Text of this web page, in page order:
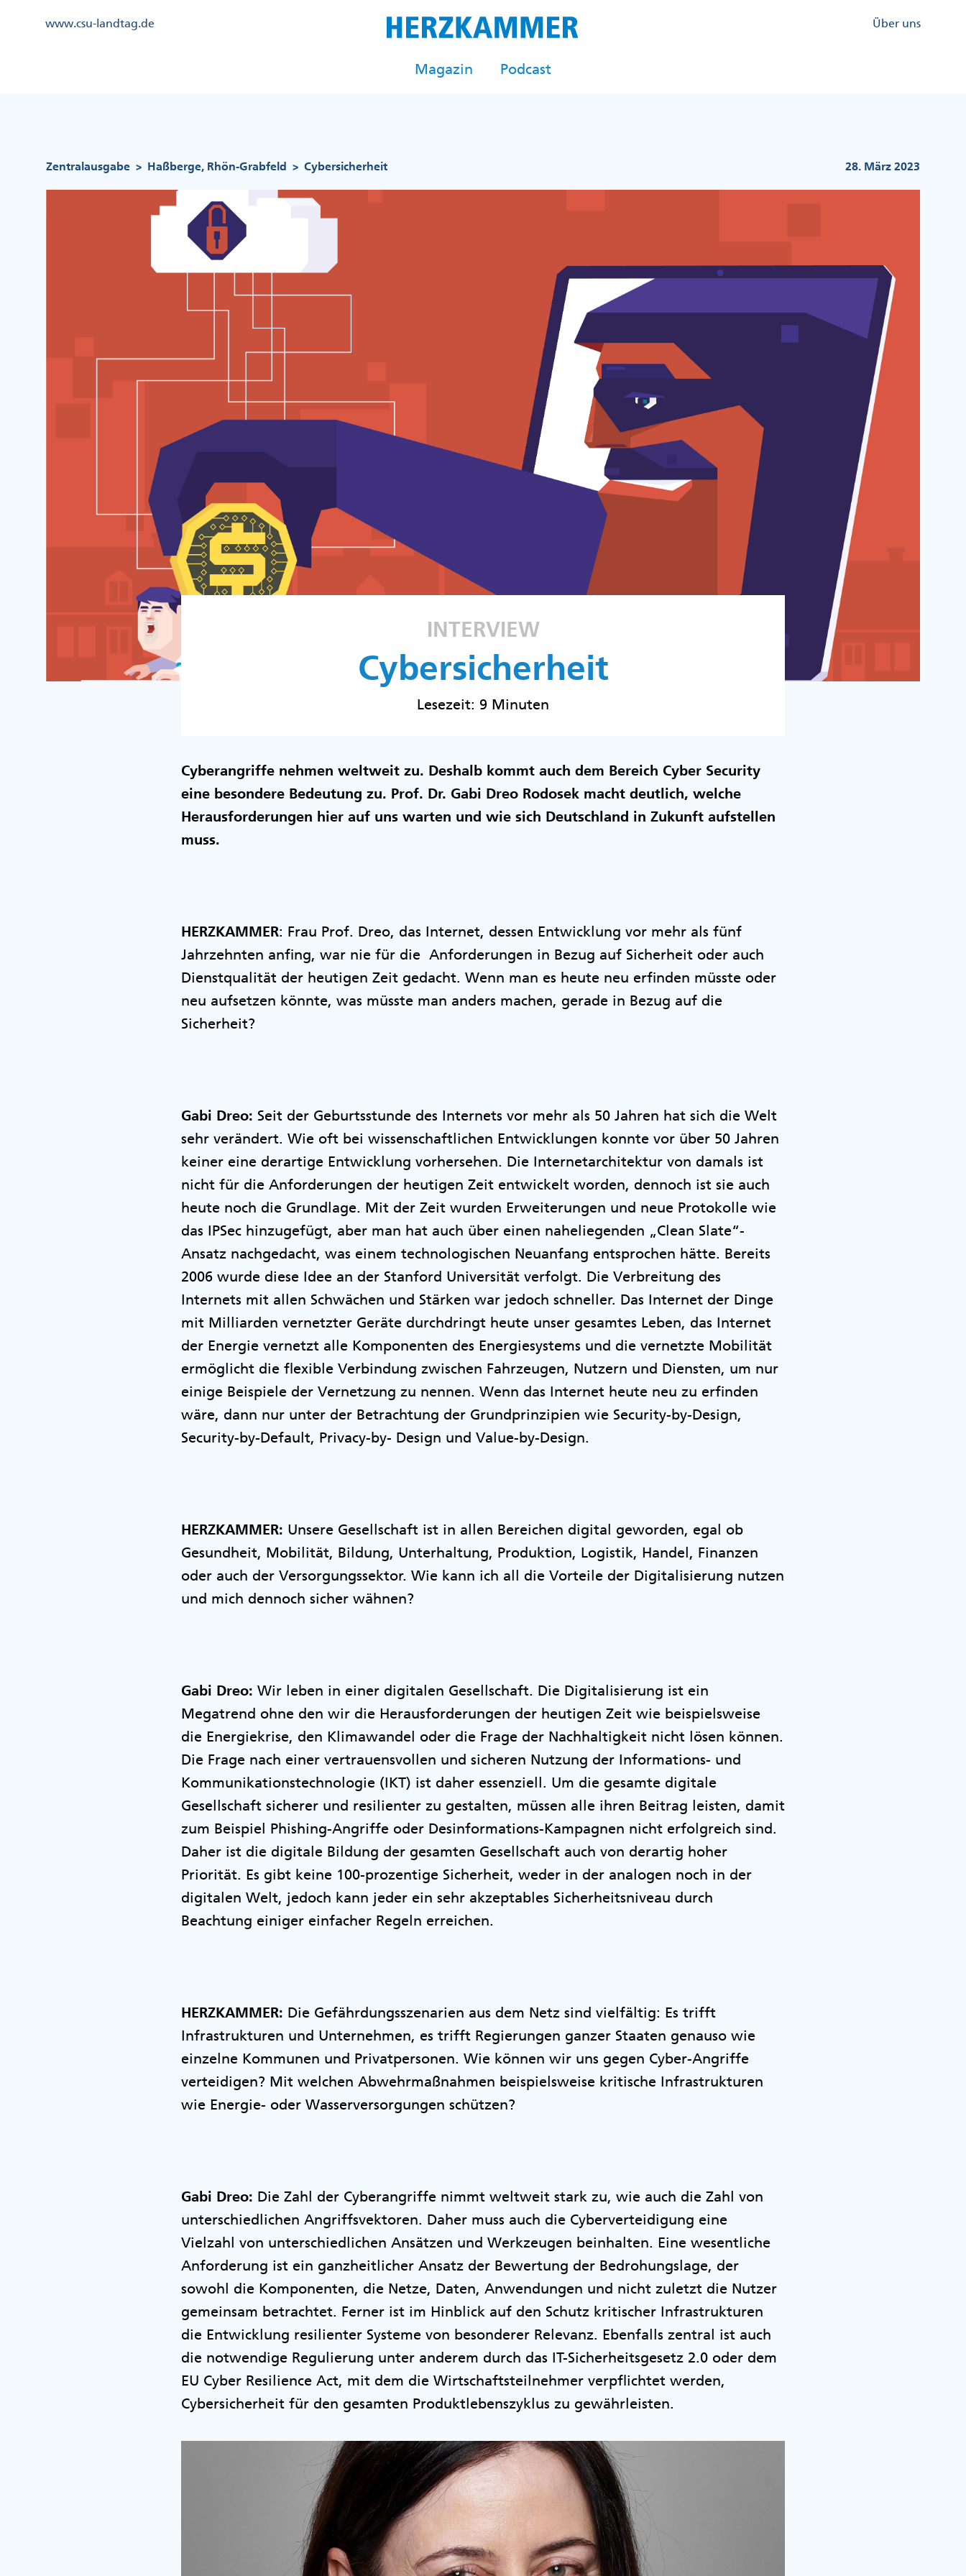
Kopfzeile
www.csu-landtag.de
Kopfzeile
Über uns
Magazin Podcast
Zentralausgabe > Haßberge, Rhön-Grabfeld > Cybersicherheit 28. März 2023
INTERVIEW
Cybersicherheit
Lesezeit: 9 Minuten
Cyberangriffe nehmen weltweit zu. Deshalb kommt auch dem Bereich Cyber Security
eine besondere Bedeutung zu. Prof. Dr. Gabi Dreo Rodosek macht deutlich, welche
Herausforderungen hier auf uns warten und wie sich Deutschland in Zukunft aufstellen
muss.
HERZKAMMER: Frau Prof. Dreo, das Internet, dessen Entwicklung vor mehr als fünf
Jahrzehnten anfing, war nie für die Anforderungen in Bezug auf Sicherheit oder auch
Dienstqualität der heutigen Zeit gedacht. Wenn man es heute neu erfinden müsste oder
neu aufsetzen könnte, was müsste man anders machen, gerade in Bezug auf die
Sicherheit?
Gabi Dreo: Seit der Geburtsstunde des Internets vor mehr als 50 Jahren hat sich die Welt
sehr verändert. Wie oft bei wissenschaftlichen Entwicklungen konnte vor über 50 Jahren
keiner eine derartige Entwicklung vorhersehen. Die Internetarchitektur von damals ist
nicht für die Anforderungen der heutigen Zeit entwickelt worden, dennoch ist sie auch
heute noch die Grundlage. Mit der Zeit wurden Erweiterungen und neue Protokolle wie
das IPSec hinzugefügt, aber man hat auch über einen naheliegenden „Clean Slate“-
Ansatz nachgedacht, was einem technologischen Neuanfang entsprochen hätte. Bereits
2006 wurde diese Idee an der Stanford Universität verfolgt. Die Verbreitung des
Internets mit allen Schwächen und Stärken war jedoch schneller. Das Internet der Dinge
mit Milliarden vernetzter Geräte durchdringt heute unser gesamtes Leben, das Internet
der Energie vernetzt alle Komponenten des Energiesystems und die vernetzte Mobilität
ermöglicht die flexible Verbindung zwischen Fahrzeugen, Nutzern und Diensten, um nur
einige Beispiele der Vernetzung zu nennen. Wenn das Internet heute neu zu erfinden
wäre, dann nur unter der Betrachtung der Grundprinzipien wie Security-by-Design,
Security-by-Default, Privacy-by- Design und Value-by-Design.
HERZKAMMER: Unsere Gesellschaft ist in allen Bereichen digital geworden, egal ob
Gesundheit, Mobilität, Bildung, Unterhaltung, Produktion, Logistik, Handel, Finanzen
oder auch der Versorgungssektor. Wie kann ich all die Vorteile der Digitalisierung nutzen
und mich dennoch sicher wähnen?
Gabi Dreo: Wir leben in einer digitalen Gesellschaft. Die Digitalisierung ist ein
Megatrend ohne den wir die Herausforderungen der heutigen Zeit wie beispielsweise
die Energiekrise, den Klimawandel oder die Frage der Nachhaltigkeit nicht lösen können.
Die Frage nach einer vertrauensvollen und sicheren Nutzung der Informations- und
Kommunikationstechnologie (IKT) ist daher essenziell. Um die gesamte digitale
Gesellschaft sicherer und resilienter zu gestalten, müssen alle ihren Beitrag leisten, damit
zum Beispiel Phishing-Angriffe oder Desinformations-Kampagnen nicht erfolgreich sind.
Daher ist die digitale Bildung der gesamten Gesellschaft auch von derartig hoher
Priorität. Es gibt keine 100-prozentige Sicherheit, weder in der analogen noch in der
digitalen Welt, jedoch kann jeder ein sehr akzeptables Sicherheitsniveau durch
Beachtung einiger einfacher Regeln erreichen.
HERZKAMMER: Die Gefährdungsszenarien aus dem Netz sind vielfältig: Es trifft
Infrastrukturen und Unternehmen, es trifft Regierungen ganzer Staaten genauso wie
einzelne Kommunen und Privatpersonen. Wie können wir uns gegen Cyber-Angriffe
verteidigen? Mit welchen Abwehrmaßnahmen beispielsweise kritische Infrastrukturen
wie Energie- oder Wasserversorgungen schützen?
Gabi Dreo: Die Zahl der Cyberangriffe nimmt weltweit stark zu, wie auch die Zahl von
unterschiedlichen Angriffsvektoren. Daher muss auch die Cyberverteidigung eine
Vielzahl von unterschiedlichen Ansätzen und Werkzeugen beinhalten. Eine wesentliche
Anforderung ist ein ganzheitlicher Ansatz der Bewertung der Bedrohungslage, der
sowohl die Komponenten, die Netze, Daten, Anwendungen und nicht zuletzt die Nutzer
gemeinsam betrachtet. Ferner ist im Hinblick auf den Schutz kritischer Infrastrukturen
die Entwicklung resilienter Systeme von besonderer Relevanz. Ebenfalls zentral ist auch
die notwendige Regulierung unter anderem durch das IT-Sicherheitsgesetz 2.0 oder dem
EU Cyber Resilience Act, mit dem die Wirtschaftsteilnehmer verpflichtet werden,
Cybersicherheit für den gesamten Produktlebenszyklus zu gewährleisten.